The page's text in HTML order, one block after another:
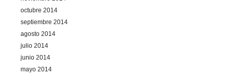
octubre 2014
septiembre 2014
agosto 2014
julio 2014
junio 2014
mayo 2014